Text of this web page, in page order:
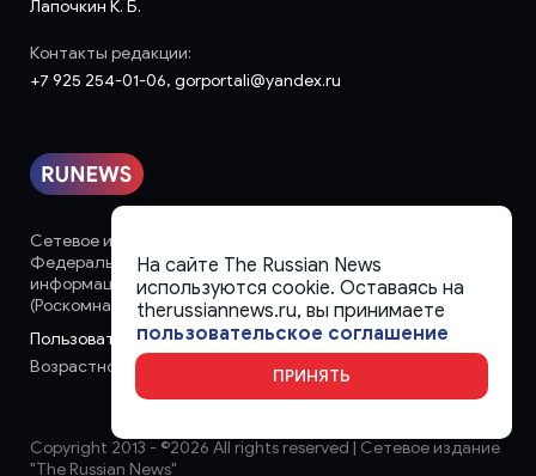
Сетевое издание «runews» (18+) зарегистрировано в
Федеральной службе по надзору в сфере связи,
информационных технологий и массовых коммуникаций
(Роскомнадзор)
Пользовательское соглашение
Возрастное ограничение:
Лапочкин К. Б.
Контакты редакции:
+7 925 254-01-06, gorportali@yandex.ru
Copyright 2013 - ©2026 All rights reserved | Сетевое издание
"The Russian News"
На сайте The Russian News
используются cookie. Оставаясь на
therussiannews.ru, вы принимаете
пользовательское соглашение
ПРИНЯТЬ